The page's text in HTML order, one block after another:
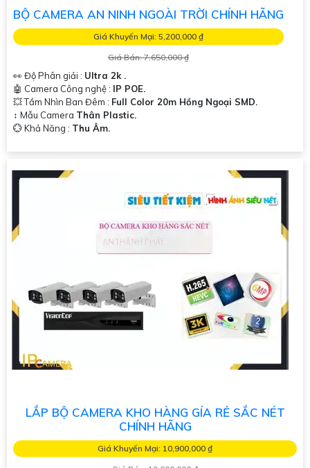
BỘ CAMERA AN NINH NGOÀI TRỜI CHÍNH HÃNG
Giá Khuyến Mại: 5,200,000 ₫
Giá Bán: 7,650,000 ₫
👀 Độ Phân giải : Ultra 2k .
🤖️ Camera Công nghệ : IP POE.
💥 Tầm Nhìn Ban Đêm : Full Color 20m Hồng Ngoại SMD.
↕️ Mẫu Camera Thân Plastic.
️💮 Khả Năng : Thu Âm.
LẮP BỘ CAMERA KHO HÀNG GÍA RẺ SẮC NÉT
CHÍNH HÃNG
Giá Khuyến Mại: 10,900,000 ₫